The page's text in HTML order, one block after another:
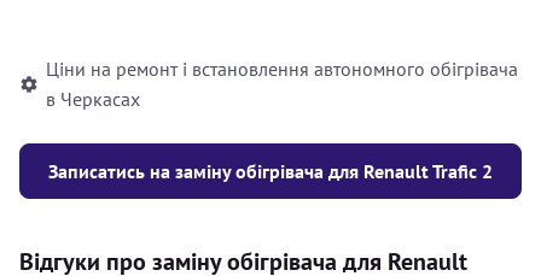
Ціни на ремонт і встановлення автономного обігрівача
в Черкасах
Записатись на заміну обігрівача для Renault Trafic 2
Відгуки про заміну обігрівача для Renault